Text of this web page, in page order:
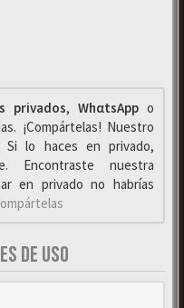
privados, WhαtsAppo
¡Compártelas! Nuestro
Si lo haces en privado,
Encontraste nuestra
en privado no habrías
DE USO